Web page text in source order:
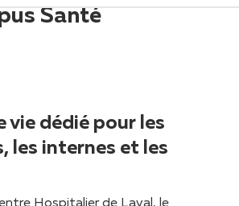
Santé
vie dédié pour les
les internes et les
Hospitalier de Laval, le